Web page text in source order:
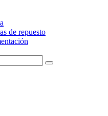
de repuesto